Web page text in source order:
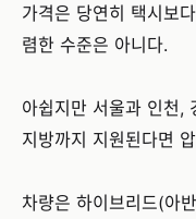
가격은 당연히 택시보
렴한 수준은 아니다.
아쉽지만 서울과 인천,
지방까지 지원된다면
차량은 하이브리드(아